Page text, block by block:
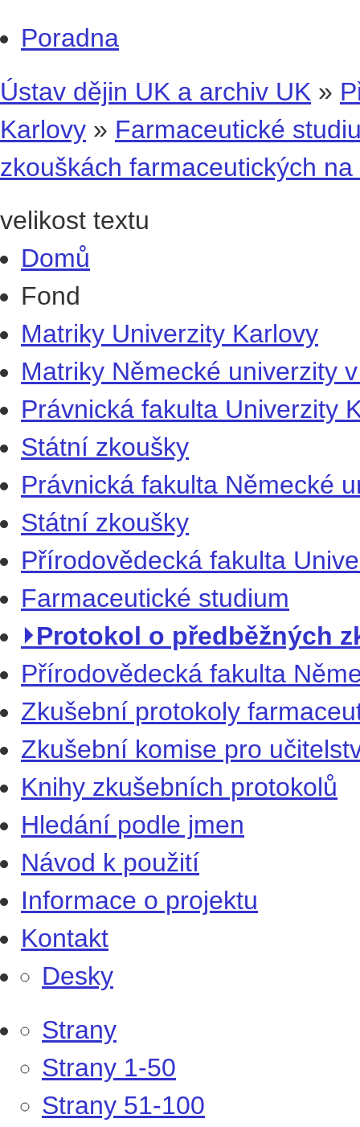
Poradna
Ústav dějin UK a archiv UK »
Karlovy » Farmaceutické
zkouškách farmaceutických
velikost textu
Domů
Fond
Matriky Univerzity Karlovy
Matriky Německé univerzity
Právnická fakulta Univerzity
Státní zkoušky
Právnická fakulta Německé
Státní zkoušky
Přírodovědecká fakulta
Farmaceutické studium
⏵Protokol o předběžných
Přírodovědecká fakulta
Zkušební protokoly
Zkušební komise pro
Knihy zkušebních protokolů
Hledání podle jmen
Návod k použití
Informace o projektu
Kontakt
Desky
Strany
Strany 1-50
Strany 51-100